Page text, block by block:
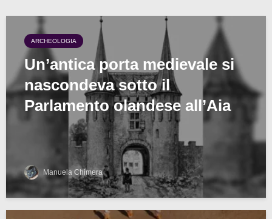
ARCHEOLOGIA
Un’antica porta medievale si
nascondeva sotto il
Parlamento olandese all’Aia
Manuela Chimera